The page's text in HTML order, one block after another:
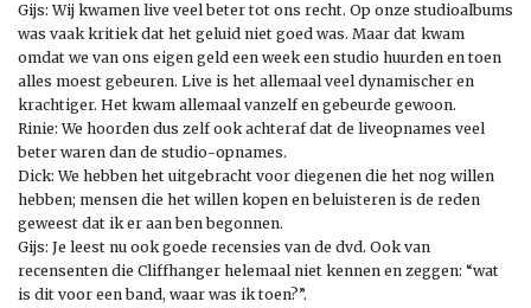
Gijs: Wij kwamen live veel beter tot ons recht. Op onze studioalbums
was vaak kritiek dat het geluid niet goed was. Maar dat kwam
omdat we van ons eigen geld een week een studio huurden en toen
alles moest gebeuren. Live is het allemaal veel dynamischer en
krachtiger. Het kwam allemaal vanzelf en gebeurde gewoon.
Rinie: We hoorden dus zelf ook achteraf dat de liveopnames veel
beter waren dan de studio-opnames.
Dick: We hebben het uitgebracht voor diegenen die het nog willen
hebben; mensen die het willen kopen en beluisteren is de reden
geweest dat ik er aan ben begonnen.
Gijs: Je leest nu ook goede recensies van de dvd. Ook van
recensenten die Cliffhanger helemaal niet kennen en zeggen: “wat
is dit voor een band, waar was ik toen?”.